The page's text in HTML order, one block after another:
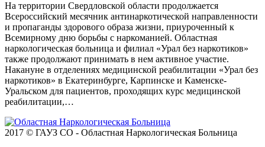
На территории Свердловской области продолжается
Всероссийский месячник антинаркотической направленности
и пропаганды здорового образа жизни, приуроченный к
Всемирному дню борьбы с наркоманией. Областная
наркологическая больница и филиал «Урал без наркотиков»
также продолжают принимать в нем активное участие.
Накануне в отделениях медицинской реабилитации «Урал без
наркотиков» в Екатеринбурге, Карпинске и Каменске-
Уральском для пациентов, проходящих курс медицинской
реабилитации,…
2017 © ГАУЗ СО - Областная Наркологическая Больница